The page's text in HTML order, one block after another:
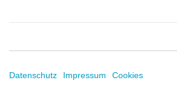
Datenschutz Impressum Cookies